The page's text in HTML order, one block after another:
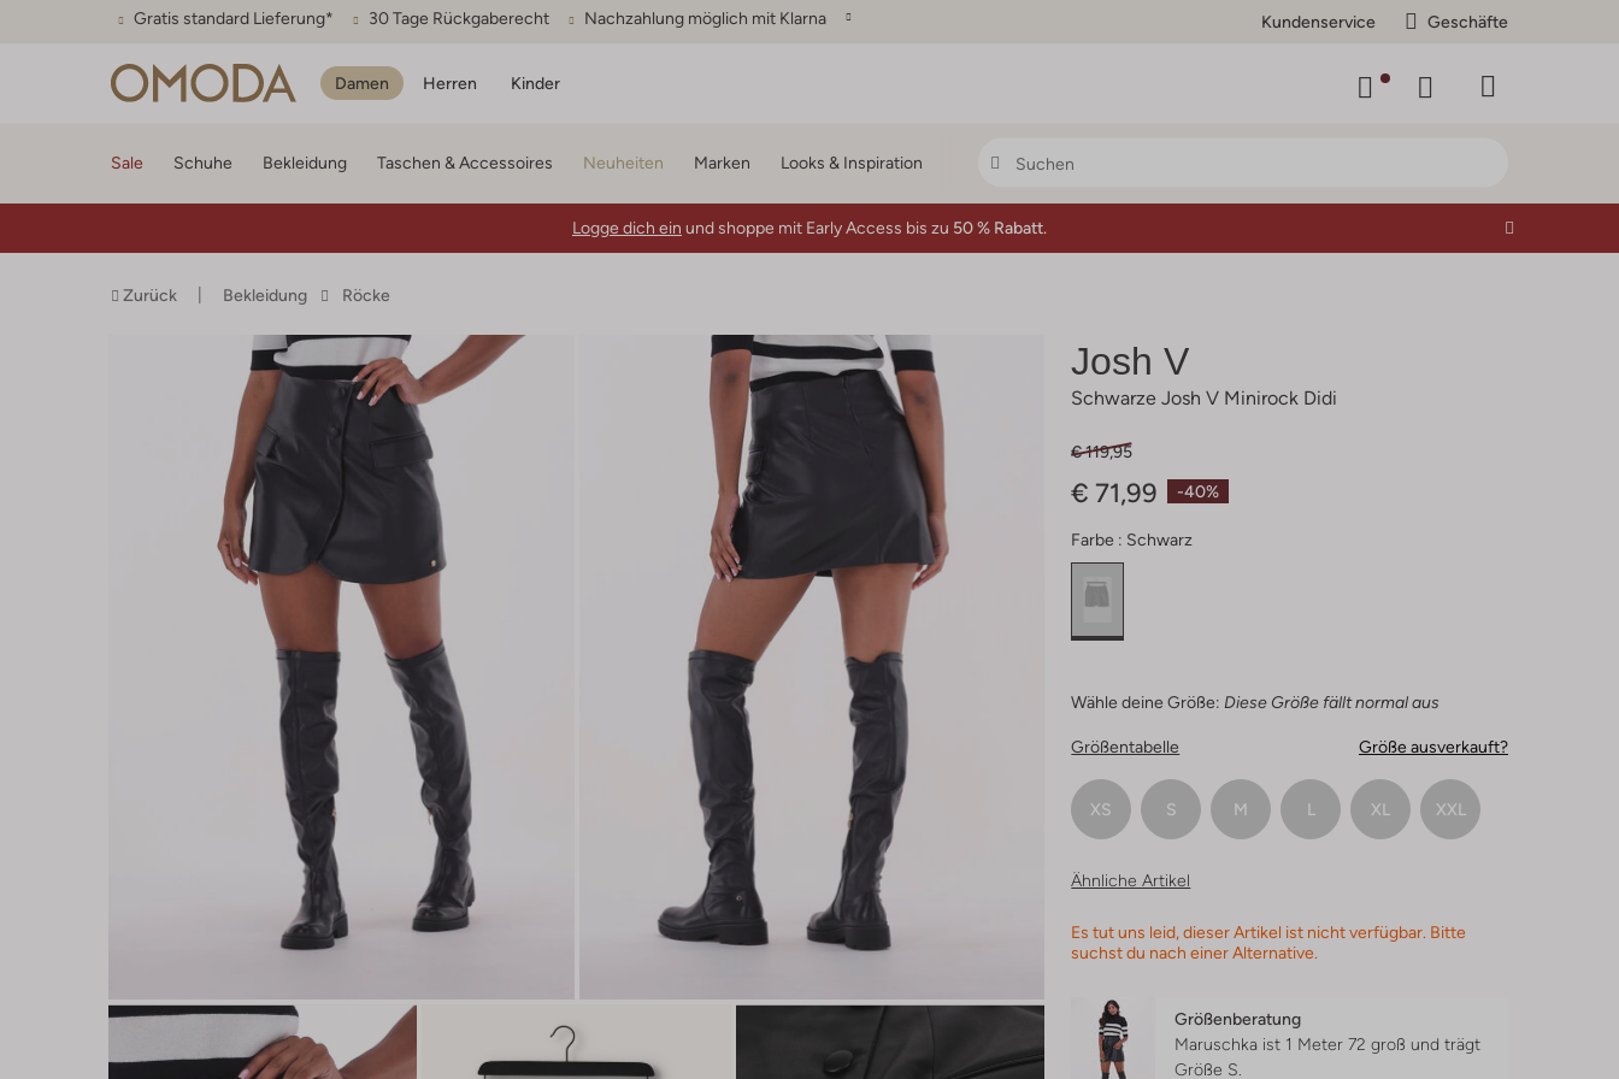
Gratis standard Lieferung* 30 Tage Rückgaberecht Nachzahlung möglich mit Klarna Kundenservice Geschäfte
Damen Herren Kinder
Sale Schuhe Bekleidung Taschen & Accessoires Neuheiten Marken Looks & Inspiration
Logge dich ein und shoppe mit Early Access bis zu 50 % Rabatt.
Zurück Bekleidung Röcke
Josh V
Schwarze Josh V Minirock Didi
-40%
€ 119,95
€ 71,99
Farbe : Schwarz
Wähle deine Größe: Diese Größe fällt normal aus
Größentabelle Größe ausverkauft?
XS S M L XL XXL
Ähnliche Artikel
Es tut uns leid, dieser Artikel ist nicht verfügbar. Bitte
suchst du nach einer Alternative.
Größenberatung
Maruschka ist 1 Meter 72 groß und trägt
Größe S.